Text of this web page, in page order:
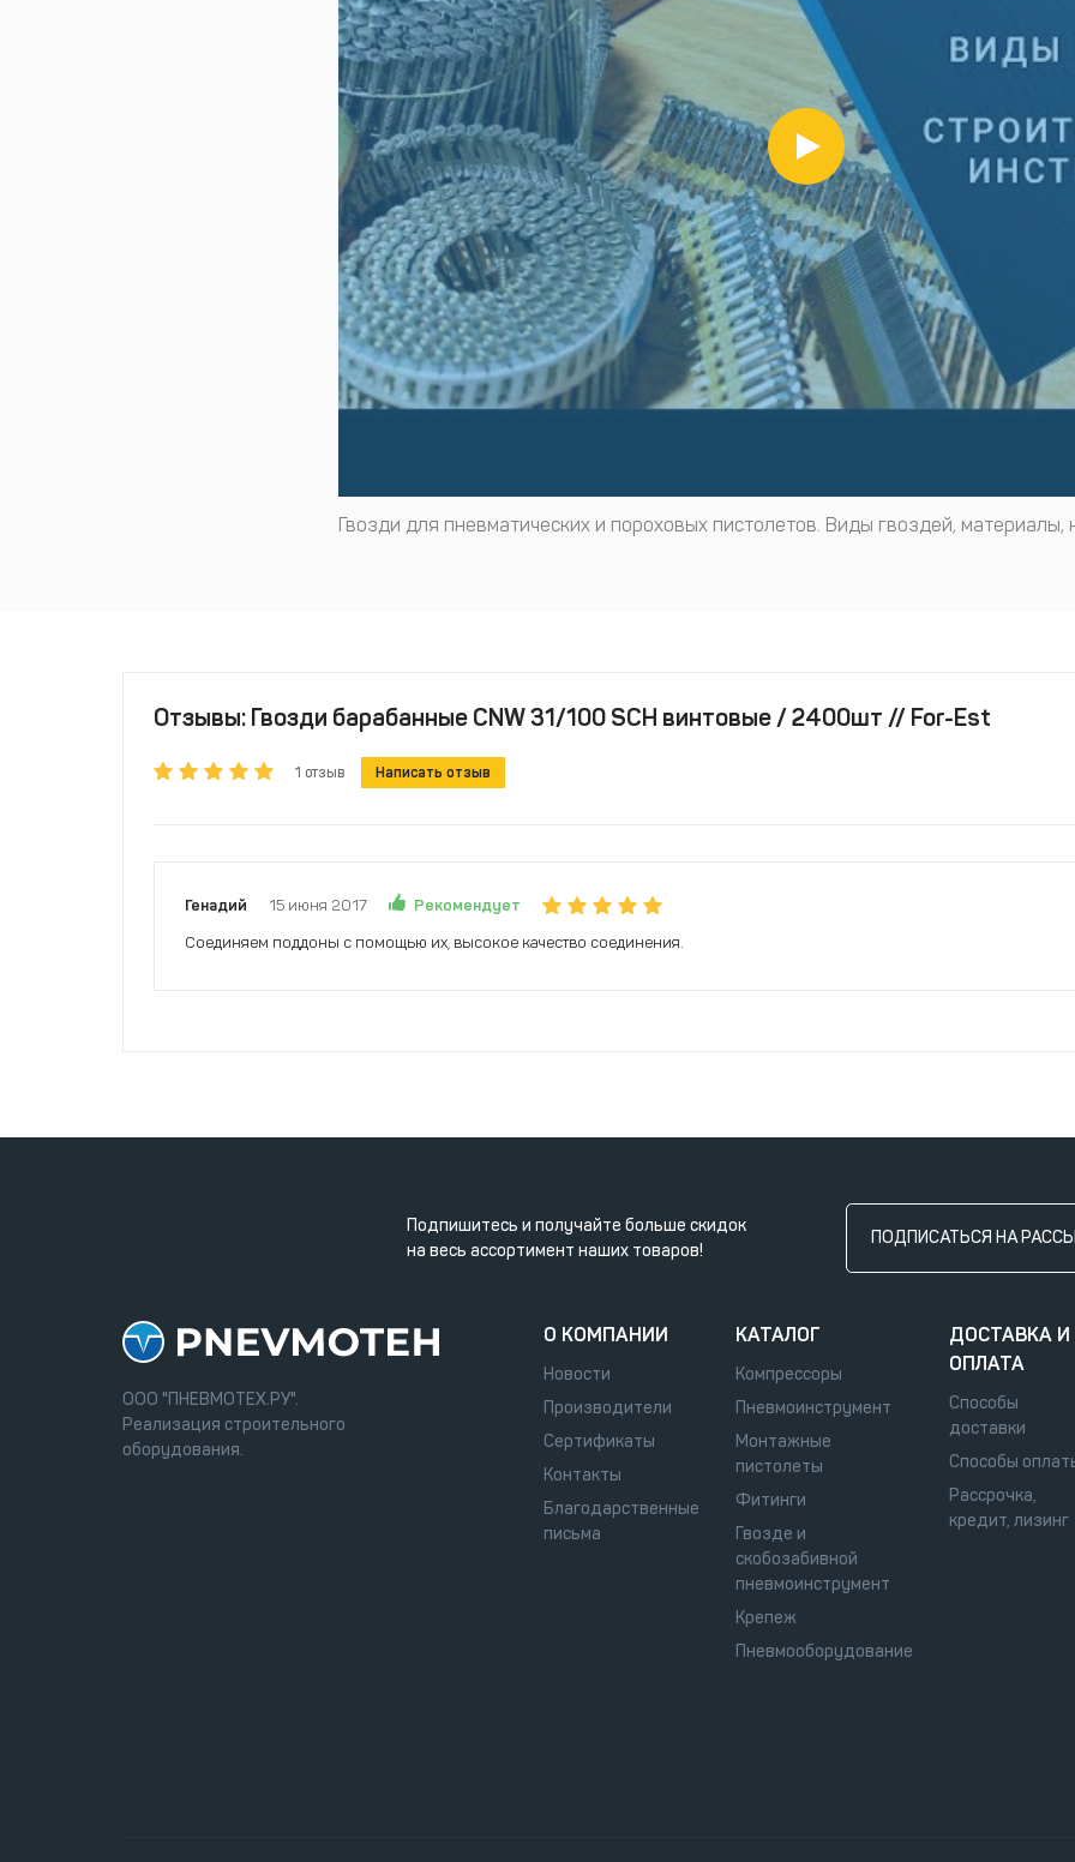
Гвозди для пневматических и пороховых пистолетов. Виды гвоздей, материалы,
Отзывы: Гвозди барабанные CNW 31/100 SCH винтовые / 2400шт // For-Est
1 отзыв Написать отзыв
Генадий 15 июня 2017 Рекомендует
Соединяем поддоны с помощью их, высокое качество соединения.
Подпишитесь и получайте больше скидок
на весь ассортимент наших товаров!
ПОДПИСАТЬСЯ НА
ООО "ПНЕВМОТЕХ.РУ".
Реализация строительного
оборудования.
О КОМПАНИИ
Новости
Производители
Сертификаты
Контакты
Благодарственные
письма
КАТАЛОГ
Компрессоры
Пневмоинструмент
Монтажные
пистолеты
Фитинги
Гвозде и
скобозабивной
пневмоинструмент
Крепеж
Пневмооборудование
ДОСТАВКА И
ОПЛАТА
Способы
доставки
Способы
Рассрочка,
кредит, лизинг